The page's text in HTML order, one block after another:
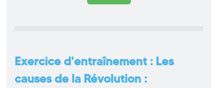
Exercice d'entraînement : Les
causes de la Révolution :